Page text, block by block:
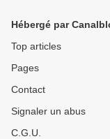
Hébergé par
Top articles
Pages
Contact
Signaler un abus
C.G.U.